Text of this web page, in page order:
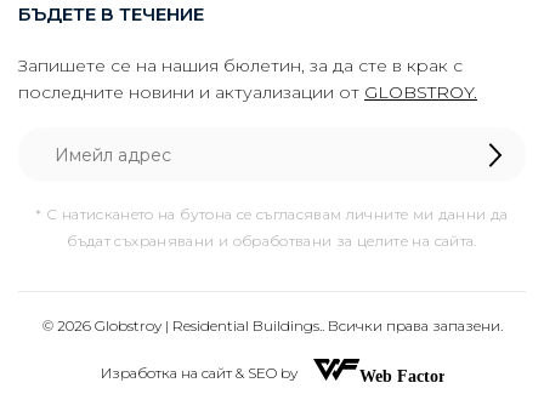
БЪДЕТЕ В ТЕЧЕНИЕ
Запишете се на нашия бюлетин, за да сте в крак с
последните новини и актуализации от GLOBSTROY.
* С натискането на бутона се съгласявам личните ми данни да
бъдат съхранявани и обработвани за целите на сайта.
© 2026 Globstroy | Residential Buildings.. Всички права запазени.
Изработка на сайт & SEO by